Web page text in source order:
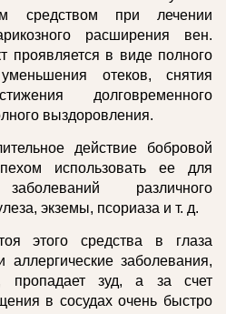
средством при лечении
расширения вен.
проявляется в виде полного
отеков, снятия
долговременного
выздоровления.
действие бобровой
использовать ее для
различного
экземы, псориаза и т. д.
этого средства в глаза
заболевания,
пропадает зуд, а за счет
в сосудах очень быстро